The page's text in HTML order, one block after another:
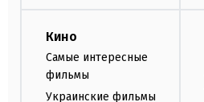
Кино
Самые интересные
фильмы
Украинские фильмы